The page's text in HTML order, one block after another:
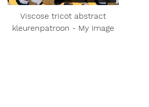
Viscose tricot abstract
kleurenpatroon - My Image